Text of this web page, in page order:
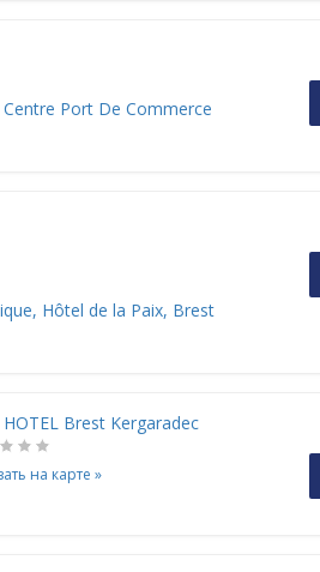
Port De Commerce
Hôtel de la Paix, Brest
Brest Kergaradec
на карте »